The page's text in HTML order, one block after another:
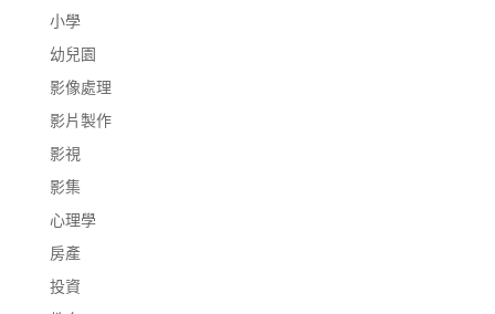
小學
幼兒園
影像處理
影片製作
影視
影集
心理學
房產
投資